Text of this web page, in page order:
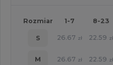
Rozmiar 1-7 8-23
S 26.67 zł 22.59 zł
M 26.67 zł 22.59 zł